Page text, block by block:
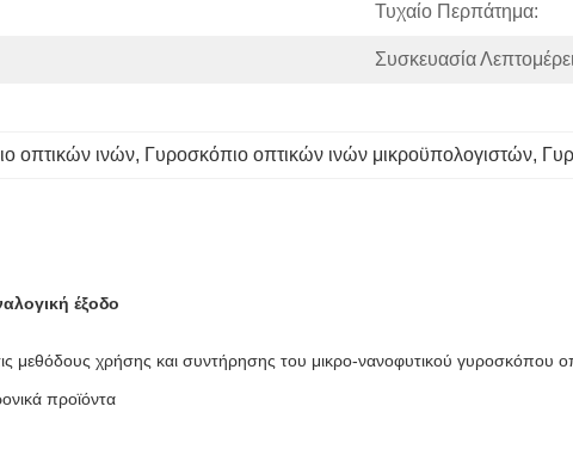
Τυχαίο Περπάτημα:
Συσκευασία
οπτικών ινών, Γυροσκόπιο οπτικών ινών μικροϋπολογιστών,
έξοδο
μεθόδους χρήσης και συντήρησης του μικρο-νανοφυτικού γυροσκόπου
προϊόντα